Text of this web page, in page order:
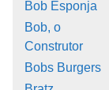
Bob Esponja
Bob, o
Construtor
Bobs Burgers